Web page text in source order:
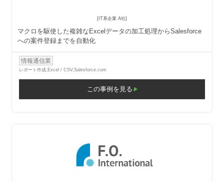
[IT系企業 A社]
マクロを駆使した複雑なExcelデータの加工処理からSalesforce
への案件登録までを自動化
情報通信業
レポート作成, Excel / CSV,Salesforce.com
この事例を見る